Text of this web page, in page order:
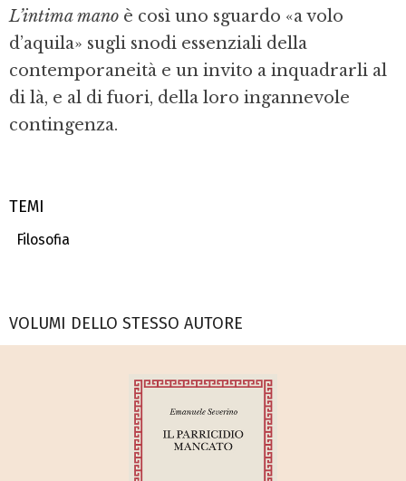
TEMI
Filosofia
L’intima mano è così uno sguardo «a volo
d’aquila» sugli snodi essenziali della
contemporaneità e un invito a inquadrarli al
di là, e al di fuori, della loro ingannevole
contingenza.
VOLUMI DELLO STESSO AUTORE